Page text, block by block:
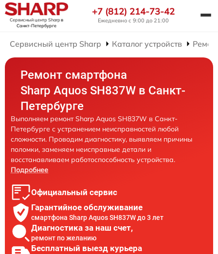
Сервисный центр Sharpв
Санкт-Петербурге
+7 (812) 214-73-42
Ежедневно с 9:00 до 21:00
Сервисный центр Sharp Каталог устройств
Ремонт смартфона
Sharp Aquos SH837W в Санкт-
Петербурге
Выполняем ремонт Sharp Aquos SH837W в Санкт-
Петербурге с устранением неисправностей любой
сложности. Проводим диагностику, выявляем причины
поломки, заменяем неисправные детали и
восстанавливаем работоспособность устройства.
Подробнее
Официальный сервис
Гарантийное обслуживание
смартфона Sharp Aquos SH837W до 3 лет
Диагностика за наш счет,
ремонт по желанию
Бесплатный выезд курьера